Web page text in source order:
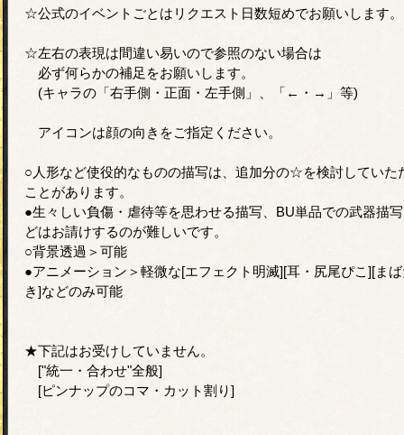
☆公式のイベントごとはリクエスト日数短めでお願いします。
☆左右の表現は間違い易いので参照のない場合は
必ず何らかの補足をお願いします。
(キャラの「右手側・正面・左手側」、「←・→」等)
アイコンは顔の向きをご指定ください。
○人形など使役的なものの描写は、追加分の☆を検討していた
ことがあります。
●生々しい負傷・虐待等を思わせる描写、BU単品での武器描
どはお請けするのが難しいです。
○背景透過＞可能
●アニメーション＞軽微な[エフェクト明滅][耳・尻尾ぴこ][ま
き]などのみ可能
★下記はお受けしていません。
["統一・合わせ"全般]
[ピンナップのコマ・カット割り]